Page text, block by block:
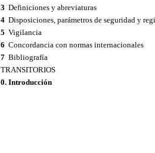
3 Definiciones y abreviaturas
4Disposiciones, parámetros de seguridad y
5 Vigilancia
6 Concordancia con normas internacionales
7Bibliografía
TRANSITORIOS
0. Introducción